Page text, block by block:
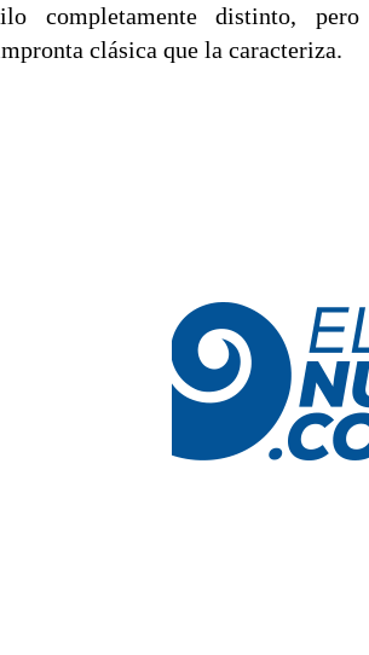
completamente distinto, pero
clásica que la caracteriza.